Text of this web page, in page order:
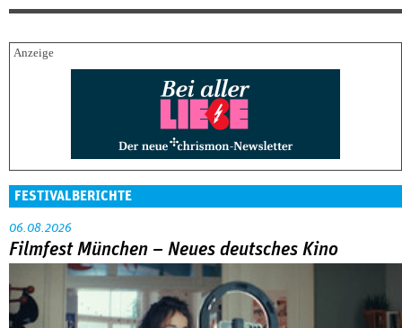
FESTIVALBERICHTE
06.08.2026
Filmfest München – Neues deutsches Kino